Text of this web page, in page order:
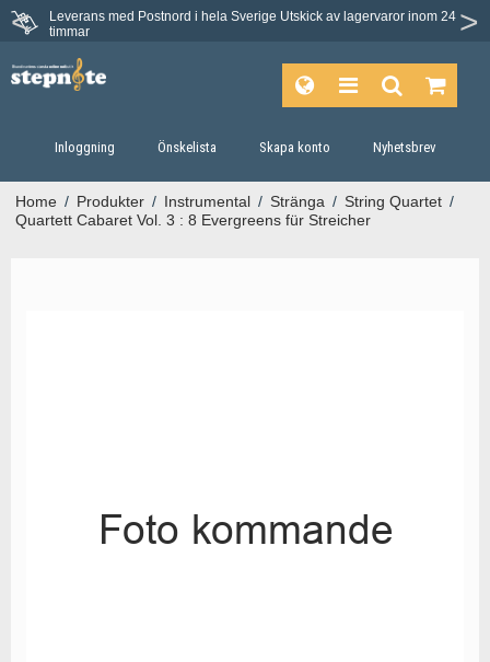
Leverans med Postnord i hela Sverige Utskick av lagervaror inom 24
timmar
Inloggning Önskelista Skapa konto Nyhetsbrev
Home / Produkter / Instrumental / Stränga / String Quartet /
Quartett Cabaret Vol. 3 : 8 Evergreens für Streicher